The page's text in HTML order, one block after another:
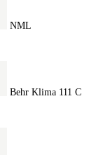
NML
Behr Klima 111 C